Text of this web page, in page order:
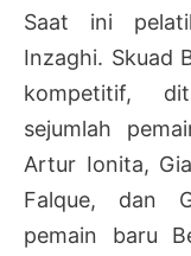
Saat ini
Inzaghi. Skuad
kompetitif,
sejumlah
Artur Ionita,
Falque, dan
pemain baru